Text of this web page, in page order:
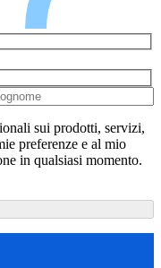
sui prodotti, servizi,
preferenze e al mio
in qualsiasi momento.